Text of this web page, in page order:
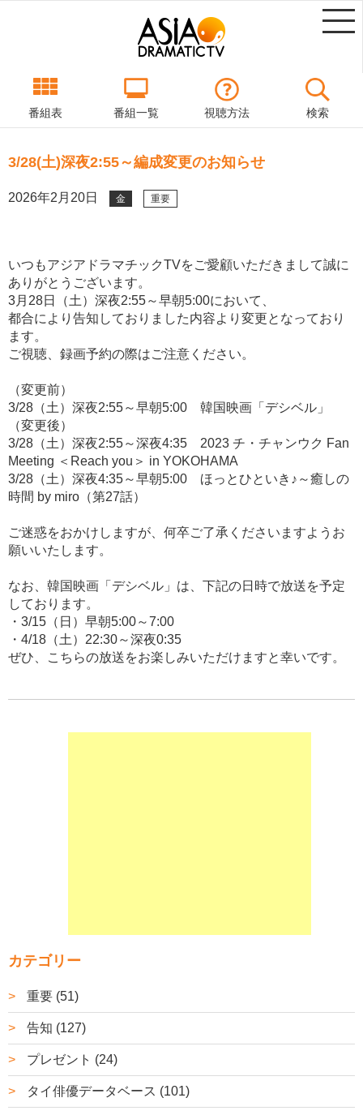
番組表 番組一覧 視聴方法 検索
3/28(土)深夜2:55～編成変更のお知らせ
2026年2月20日 金 重要
いつもアジアドラマチックTVをご愛顧いただきまして誠に
ありがとうございます。
3月28日（土）深夜2:55～早朝5:00において、
都合により告知しておりました内容より変更となっており
ます。
ご視聴、録画予約の際はご注意ください。
（変更前）
3/28（土）深夜2:55～早朝5:00 韓国映画「デシベル」
（変更後）
3/28（土）深夜2:55～深夜4:35 2023 チ・チャンウク Fan
Meeting ＜Reach you＞ in YOKOHAMA
3/28（土）深夜4:35～早朝5:00 ほっとひといき♪～癒しの
時間 by miro（第27話）
ご迷惑をおかけしますが、何卒ご了承くださいますようお
願いいたします。
なお、韓国映画「デシベル」は、下記の日時で放送を予定
しております。
・3/15（日）早朝5:00～7:00
・4/18（土）22:30～深夜0:35
ぜひ、こちらの放送をお楽しみいただけますと幸いです。
カテゴリー
重要 (51)
告知 (127)
プレゼント (24)
タイ俳優データベース (101)